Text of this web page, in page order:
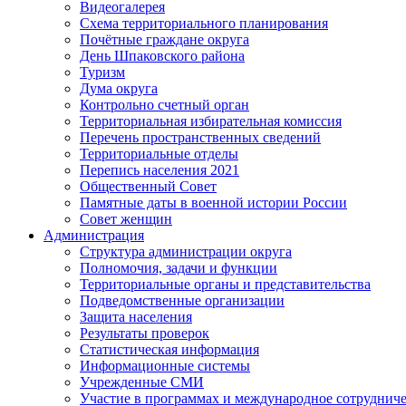
Видеогалерея
Схема территориального планирования
Почётные граждане округа
День Шпаковского района
Туризм
Дума округа
Контрольно счетный орган
Территориальная избирательная комиссия
Перечень пространственных сведений
Территориальные отделы
Перепись населения 2021
Общественный Совет
Памятные даты в военной истории России
Совет женщин
Администрация
Структура администрации округа
Полномочия, задачи и функции
Территориальные органы и представительства
Подведомственные организации
Защита населения
Результаты проверок
Статистическая информация
Информационные системы
Учрежденные СМИ
Участие в программах и международное